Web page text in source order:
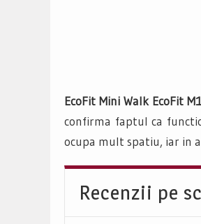
EcoFit Mini Walk EcoFit
confirma faptul ca
ocupa mult spatiu, iar in
Recenzii pe